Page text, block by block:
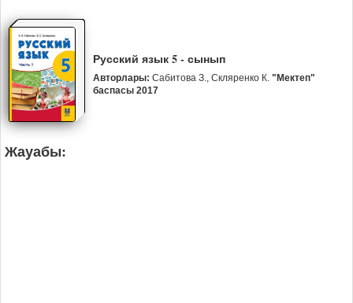
Русский язык 5 - сынып
Авторлары: Сабитова З., Скляренко К. "Мектеп"
баспасы 2017
Жауабы: